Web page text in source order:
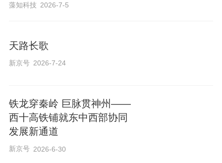
藻知科技 2026-7-5
天路长歌
新京号 2026-7-24
铁龙穿秦岭 巨脉贯神州——
西十高铁铺就东中西部协同
发展新通道
新京号 2026-6-30